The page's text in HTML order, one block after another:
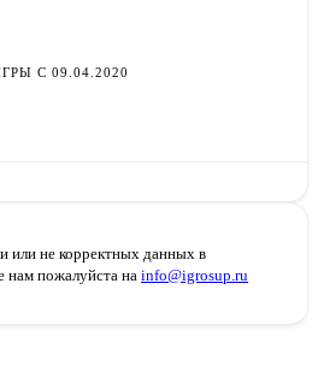
С 09.04.2020
не корректных данных в
нам пожалуйста на info@igrosup.ru